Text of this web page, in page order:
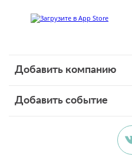
Добавить компанию
Добавить событие